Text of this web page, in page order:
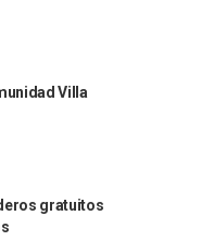
Villa
gratuitos